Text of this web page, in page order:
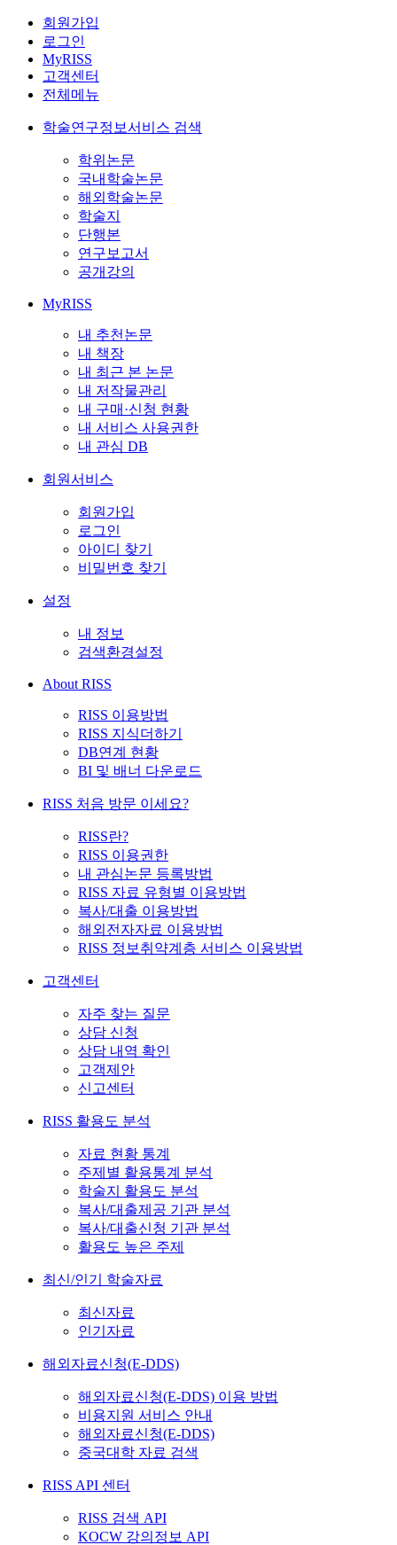
회원가입
로그인
MyRISS
고객센터
전체메뉴
학술연구정보서비스 검색
학위논문
국내학술논문
해외학술논문
학술지
단행본
연구보고서
공개강의
MyRISS
내 추천논문
내 책장
내 최근 본 논문
내 저작물관리
내 구매·신청 현황
내 서비스 사용권한
내 관심 DB
회원서비스
회원가입
로그인
아이디 찾기
비밀번호 찾기
설정
내 정보
검색환경설정
About RISS
RISS 이용방법
RISS 지식더하기
DB연계 현황
BI 및 배너 다운로드
RISS 처음 방문 이세요?
RISS란?
RISS 이용권한
내 관심논문 등록방법
RISS 자료 유형별 이용방법
복사/대출 이용방법
해외전자자료 이용방법
RISS 정보취약계층 서비스 이용방법
고객센터
자주 찾는 질문
상담 신청
상담 내역 확인
고객제안
신고센터
RISS 활용도 분석
자료 현황 통계
주제별 활용통계 분석
학술지 활용도 분석
복사/대출제공 기관 분석
복사/대출신청 기관 분석
활용도 높은 주제
최신/인기 학술자료
최신자료
인기자료
해외자료신청(E-DDS)
해외자료신청(E-DDS) 이용 방법
비용지원 서비스 안내
해외자료신청(E-DDS)
중국대학 자료 검색
RISS API 센터
RISS 검색 API
KOCW 강의정보 API